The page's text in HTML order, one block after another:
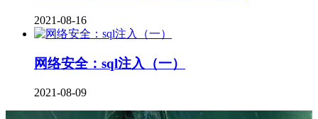
2021-08-16
网络安全：sql注入（一）
2021-08-09